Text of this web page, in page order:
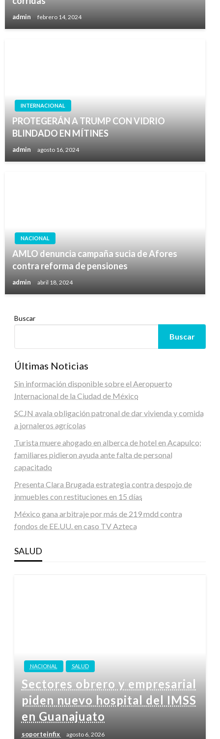
admin febrero 14, 2024
INTERNACIONAL
PROTEGERÁN A TRUMP CON VIDRIO
BLINDADO EN MÍTINES
admin agosto 16, 2024
NACIONAL
AMLO denuncia campaña sucia de Afores
contra reforma de pensiones
admin abril 18, 2024
Buscar
Buscar
Últimas Noticias
Sin información disponible sobre el Aeropuerto
Internacional de la Ciudad de México
SCJN avala obligación patronal de dar vivienda y comida
a jornaleros agrícolas
Turista muere ahogado en alberca de hotel en Acapulco;
familiares pidieron ayuda ante falta de personal
capacitado
Presenta Clara Brugada estrategia contra despojo de
inmuebles con restituciones en 15 días
México gana arbitraje por más de 219 mdd contra
fondos de EE.UU. en caso TV Azteca
SALUD
NACIONAL SALUD
Sectores obrero y empresarial
piden nuevo hospital del IMSS
en Guanajuato
soporteinfix agosto 6, 2026